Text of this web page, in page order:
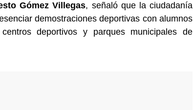
Gómez Villegas, señaló que la ciudadanía
demostraciones deportivas con alumnos
deportivos y parques municipales de